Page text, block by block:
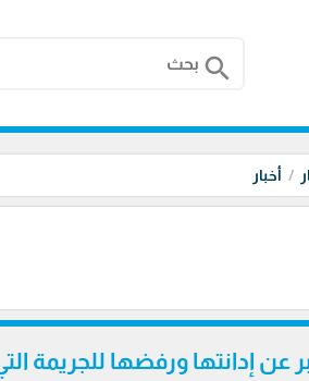
search
أخبار
عن إدانتها ورفضها للجريمة